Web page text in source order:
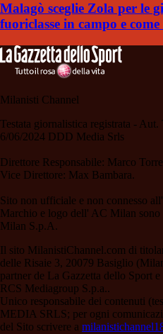
Malagò sceglie Zola per le
fuoriclasse in campo e
Milanisti Channel
Testata giornalistica registrata -
6/06/2024 DDD Media Srls
Direttore Responsabile: Marco
Vice Direttore: Max Bambara.
Sito non ufficiale e non connesso
Marchio e logo dell' AC Milan
Milan S.p.A.
Il sito MilanistiChannel.com di
delle Risaie 3, 20079 Basiglio
partner de La Gazzetta dello Sport
RCS Mediagroup S.p.a..
Unico responsabile dei contenuti
MEDIA SRLS; per ogni
del Sito scrivere a